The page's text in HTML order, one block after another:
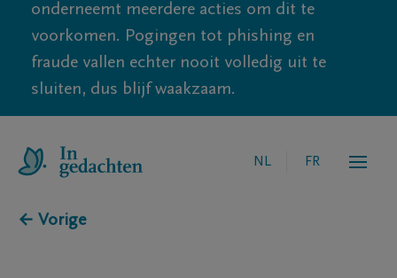
onderneemt meerdere acties om dit te
voorkomen. Pogingen tot phishing en
fraude vallen echter nooit volledig uit te
sluiten, dus blijf waakzaam.
NL FR
← Vorige